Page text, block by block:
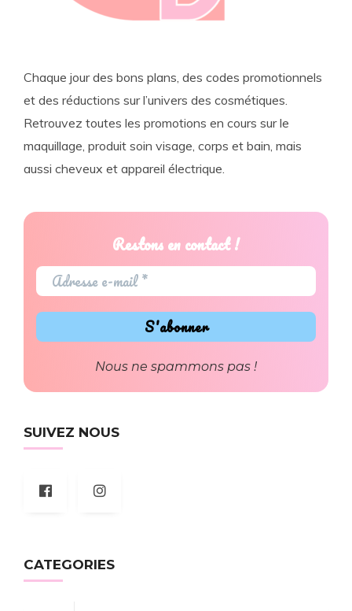
Chaque jour des bons plans, des codes promotionnels
et des réductions sur l’univers des cosmétiques.
Retrouvez toutes les promotions en cours sur le
maquillage, produit soin visage, corps et bain, mais
aussi cheveux et appareil électrique.
Restons en contact !
Nous ne spammons pas !
SUIVEZ NOUS
CATEGORIES